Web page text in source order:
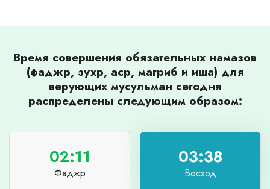
Время совершения обязательных намазов
(фаджр, зухр, аср, магриб и иша) для
верующих мусульман сегодня
распределены следующим образом:
02:11
Фаджр
03:38
Восход